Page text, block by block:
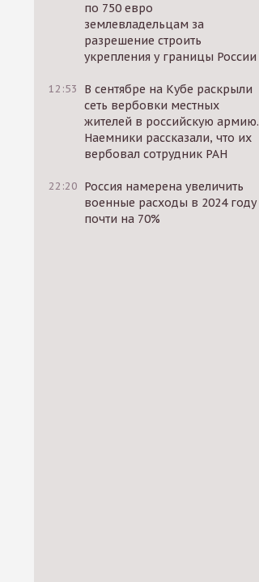
по 750 евро
землевладельцам за
разрешение строить
укрепления у границы России
12:53
В сентябре на Кубе раскрыли
сеть вербовки местных
жителей в российскую армию.
Наемники рассказали, что их
вербовал сотрудник РАН
22:20 Россия намерена увеличить
военные расходы в 2024 году
почти на 70%